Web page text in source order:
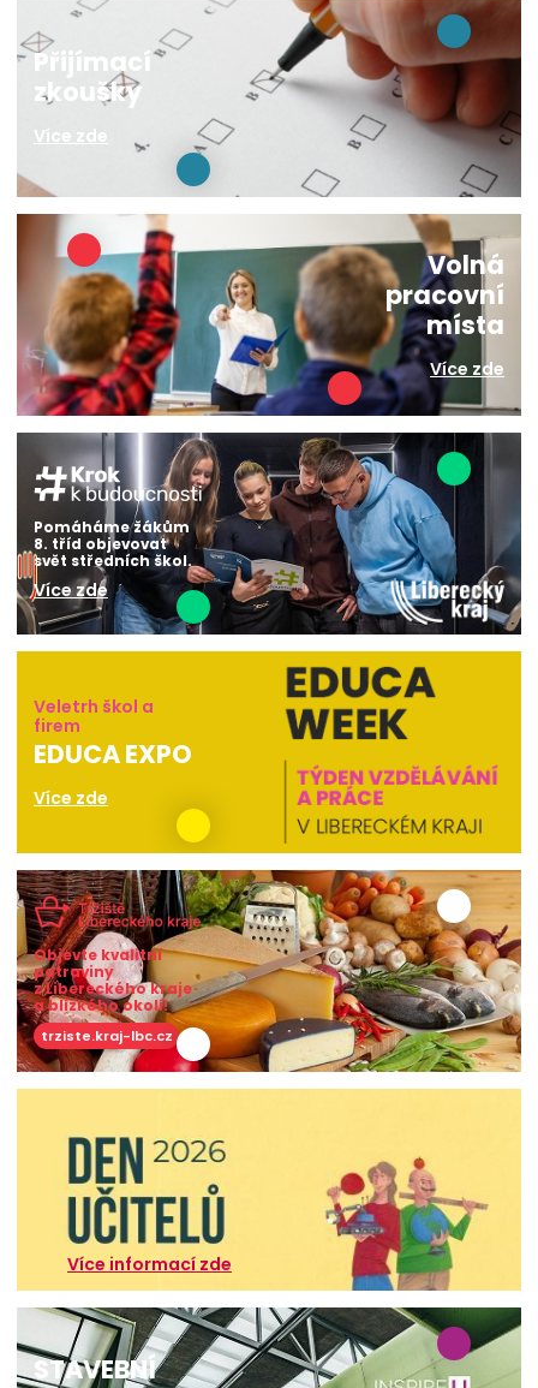
Přijímací
zkoušky
Více zde
Volná
pracovní
místa
Více zde
Pomáháme žákům
8. tříd objevovat
svět středních škol.
Více zde
Veletrh škol a
firem
EDUCA EXPO
Více zde
Objevte kvalitní
potraviny
z Libereckého kraje
a blízkého okolí!
trziste.kraj-lbc.cz
Více informací zde
STAVEBNÍ